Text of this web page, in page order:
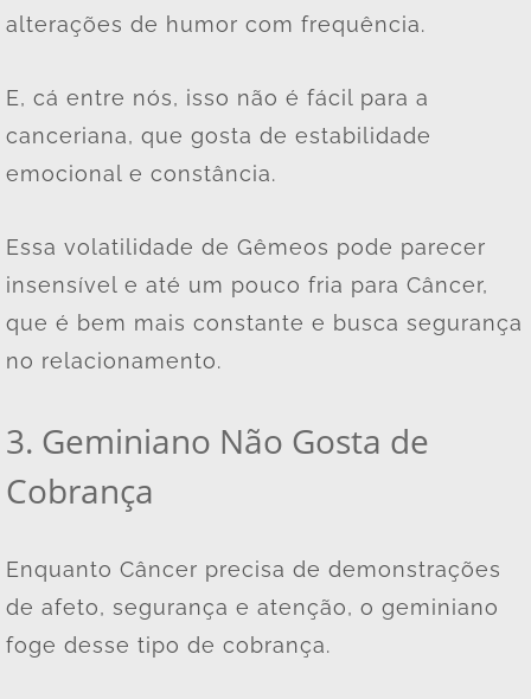
alterações de humor com frequência.
E, cá entre nós, isso não é fácil para a
canceriana, que gosta de estabilidade
emocional e constância.
Essa volatilidade de Gêmeos pode parecer
insensível e até um pouco fria para Câncer,
que é bem mais constante e busca segurança
no relacionamento.
3. Geminiano Não Gosta de
Cobrança
Enquanto Câncer precisa de demonstrações
de afeto, segurança e atenção, o geminiano
foge desse tipo de cobrança.